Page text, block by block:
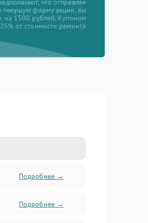
что отправляя
текущую форму акции, вы
на 1500 рублей. Купоном
от стоимости ремонта
Подробнее →
Подробнее →